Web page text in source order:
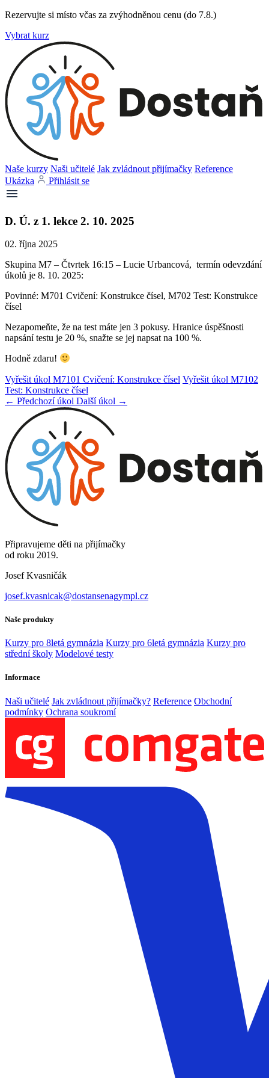
Rezervujte si místo včas za zvýhodněnou cenu (do 7.8.)
Vybrat kurz
Naše kurzy Naši učitelé Jak zvládnout přijímačky Reference
Ukázka
Přihlásit se
D. Ú. z 1. lekce 2. 10. 2025
02. října 2025
Skupina M7 – Čtvrtek 16:15 – Lucie Urbancová, termín odevzdání
úkolů je 8. 10. 2025:
Povinné: M701 Cvičení: Konstrukce čísel, M702 Test: Konstrukce
čísel
Nezapomeňte, že na test máte jen 3 pokusy. Hranice úspěšnosti
napsání testu je 20 %, snažte se jej napsat na 100 %.
Hodně zdaru!
Vyřešit úkol M7101 Cvičení: Konstrukce čísel Vyřešit úkol M7102
Test: Konstrukce čísel
← Předchozí úkol Další úkol →
Připravujeme děti na přijímačky
od roku 2019.
Josef Kvasničák
josef.kvasnicak@dostansenagympl.cz
Naše produkty
Kurzy pro 8letá gymnázia Kurzy pro 6letá gymnázia Kurzy pro
střední školy Modelové testy
Informace
Naši učitelé Jak zvládnout přijímačky? Reference Obchodní
podmínky Ochrana soukromí